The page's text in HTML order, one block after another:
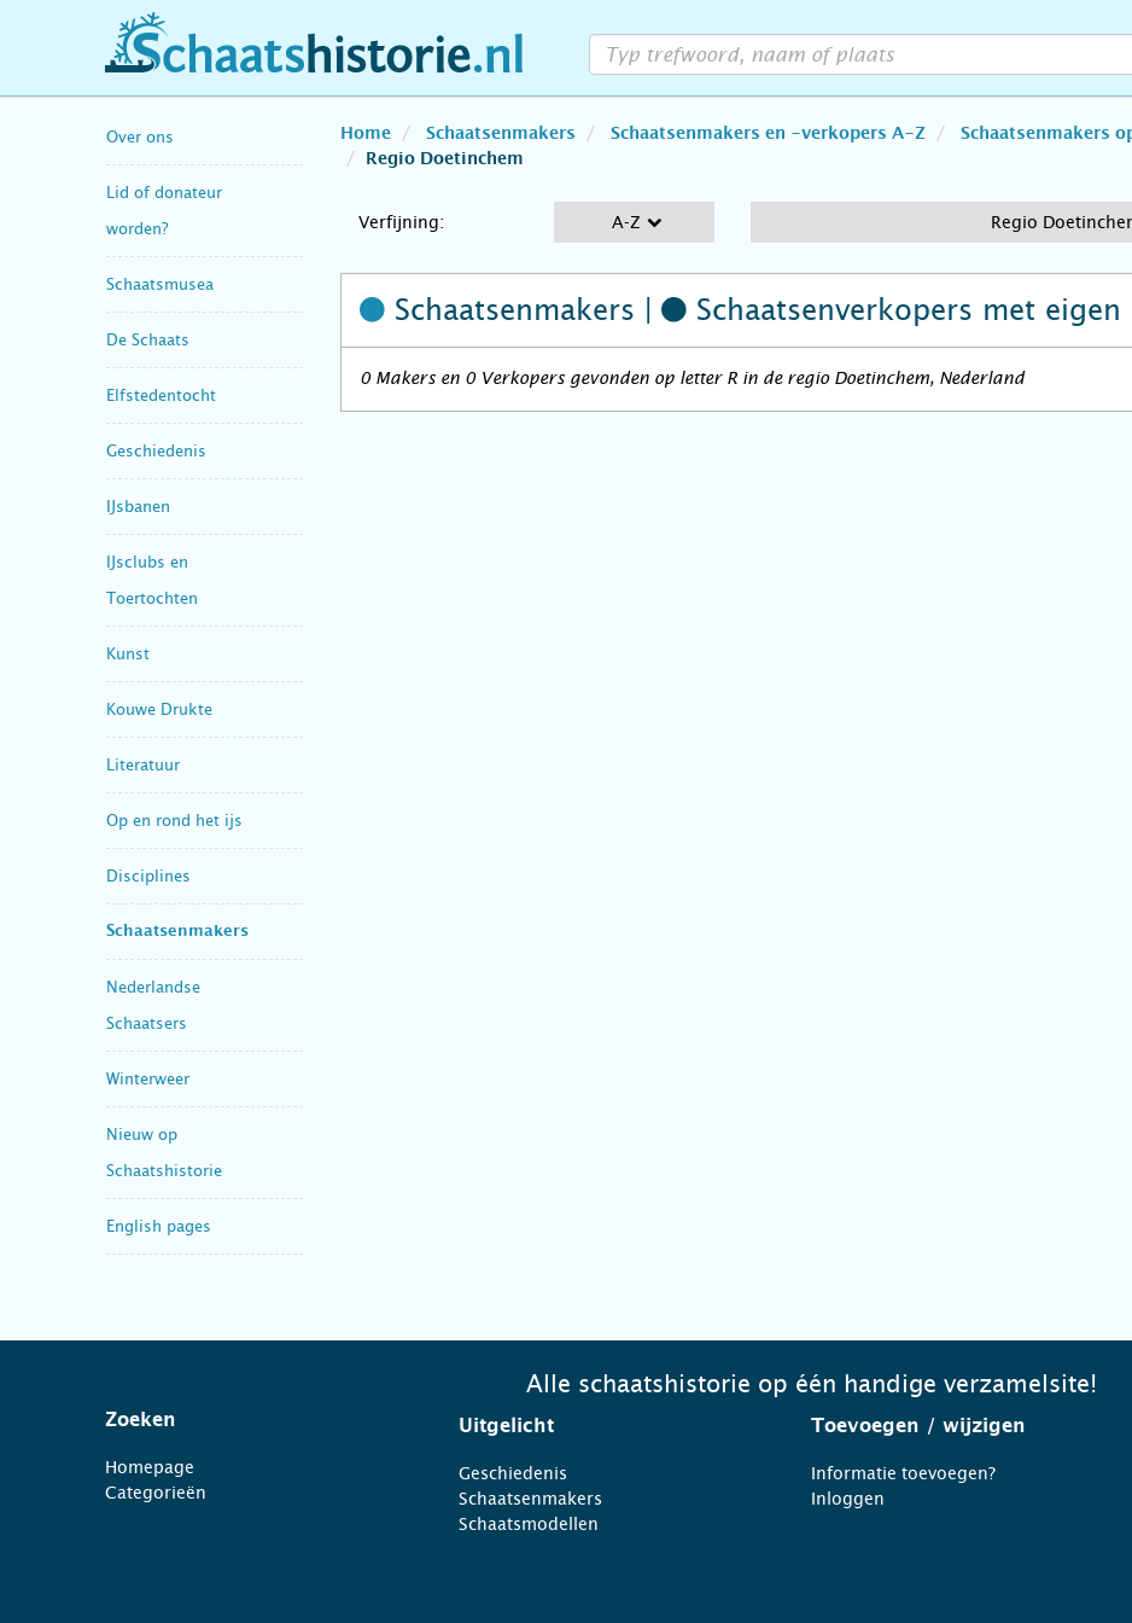
schaatshistorie.nl
Over ons
Lid of donateur
worden?
Schaatsmusea
De Schaats
Elfstedentocht
Geschiedenis
IJsbanen
IJsclubs en
Toertochten
Kunst
Kouwe Drukte
Literatuur
Op en rond het ijs
Disciplines
Schaatsenmakers
Nederlandse
Schaatsers
Winterweer
Nieuw op
Schaatshistorie
English pages
Home Schaatsenmakers Schaatsenmakers en -verkopers A-Z Schaatsenmakers
Regio Doetinchem
Verfijning: A-Z Regio
Schaatsenmakers | Schaatsenverkopers met eigen
0 Makers en 0 Verkopers gevonden op letter R in de regio Doetinchem, Nederland
Alle schaatshistorie op één handige verzamelsite!
Zoeken
Homepage
Categorieën
Uitgelicht
Geschiedenis
Schaatsenmakers
Schaatsmodellen
Toevoegen / wijzigen
Informatie toevoegen?
Inloggen